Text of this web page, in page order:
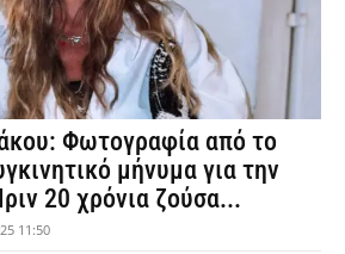
Φωτογραφία από το
μήνυμα για την
20 χρόνια ζούσα...
11:50